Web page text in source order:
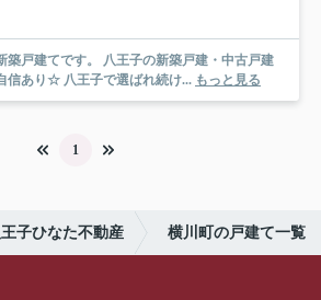
王子の新築戸建・中古戸建
マンション・土地には自信あり☆ 八王子で選ばれ続け... もっと見る
1
子ひなた不動産 横川町の戸建て一覧